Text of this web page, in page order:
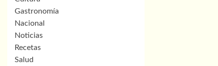
Gastronomía
Nacional
Noticias
Recetas
Salud